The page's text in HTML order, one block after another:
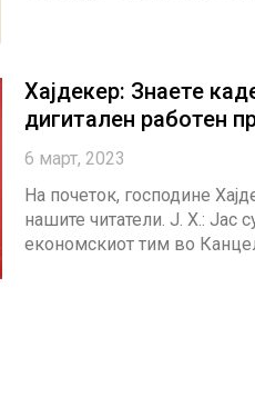
Хајдекер: Знаете
дигитален работен
6 март, 2023
На почеток, господине
нашите читатели. J. Х.: Јас
економскиот тим во